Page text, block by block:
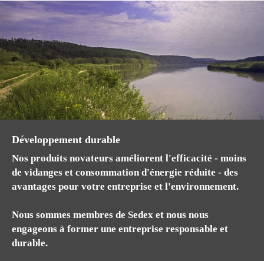
Développement durable
Nos produits novateurs améliorent l'efficacité - moins
de vidanges et consommation d'énergie réduite - des
avantages pour votre entreprise et l'environnement.
Nous sommes membres de Sedex et nous nous
engageons à former une entreprise responsable et
durable.